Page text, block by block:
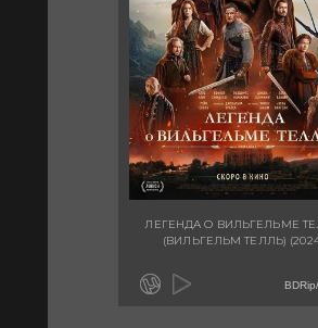
ЛЕГЕНДА О ВИЛЬГЕЛЬМЕ
(ВИЛЬГЕЛЬМ ТЕЛЛЬ)